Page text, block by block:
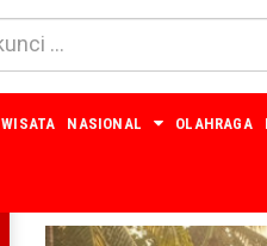
WISATA NASIONAL OLAHRAGA